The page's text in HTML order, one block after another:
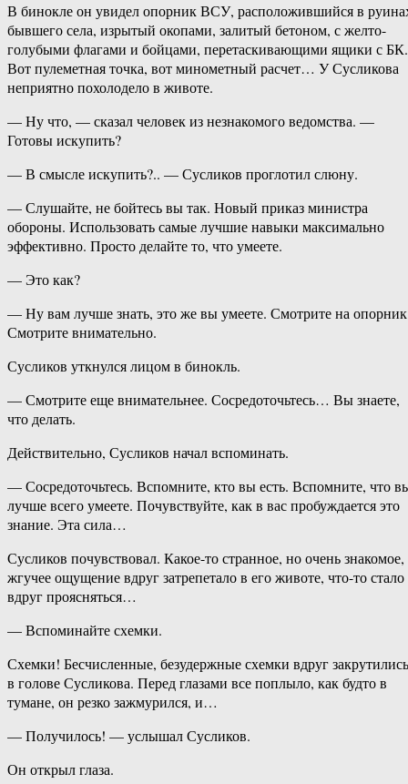
В бинокле он увидел опорник ВСУ, расположившийся в
бывшего села, изрытый окопами, залитый бетоном, с желто-
голубыми флагами и бойцами, перетаскивающими ящики с БК.
Вот пулеметная точка, вот минометный расчет… У Сусликова
неприятно похолодело в животе.
— Ну что, — сказал человек из незнакомого ведомства. —
Готовы искупить?
— В смысле искупить?.. — Сусликов проглотил слюну.
— Слушайте, не бойтесь вы так. Новый приказ министра
обороны. Использовать самые лучшие навыки максимально
эффективно. Просто делайте то, что умеете.
— Это как?
— Ну вам лучше знать, это же вы умеете. Смотрите на
Смотрите внимательно.
Сусликов уткнулся лицом в бинокль.
— Смотрите еще внимательнее. Сосредоточьтесь… Вы знаете,
что делать.
Действительно, Сусликов начал вспоминать.
— Сосредоточьтесь. Вспомните, кто вы есть. Вспомните, что
лучше всего умеете. Почувствуйте, как в вас пробуждается это
знание. Эта сила…
Сусликов почувствовал. Какое-то странное, но очень знакомое,
жгучее ощущение вдруг затрепетало в его животе, что-то стало
вдруг проясняться…
— Вспоминайте схемки.
Схемки! Бесчисленные, безудержные схемки вдруг закрутились
в голове Сусликова. Перед глазами все поплыло, как будто в
тумане, он резко зажмурился, и…
— Получилось! — услышал Сусликов.
Он открыл глаза.